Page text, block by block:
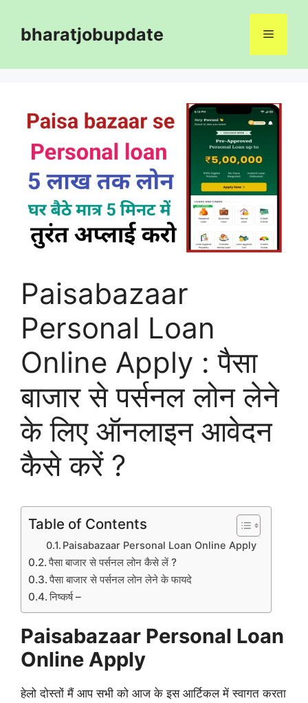
contentbharatjobupdate Menu
Paisabazaar
Personal Loan
Online Apply : पैसा
बाजार से पर्सनल लोन लेने
के लिए ऑनलाइन आवेदन
कैसे करें ?
Table of Contents
Paisabazaar Personal Loan Online Apply
पैसा बाजार से पर्सनल लोन कैसे लें ?
पैसा बाजार से पर्सनल लोन लेने के फायदे
निष्कर्ष –
Paisabazaar Personal Loan
Online Apply
हेलो दोस्तों मैं आप सभी को आज के इस आर्टिकल में स्वागत करता